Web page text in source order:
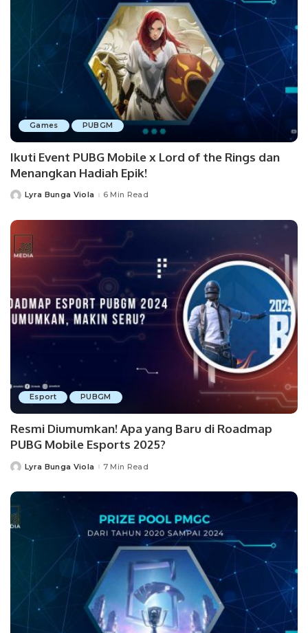
Games PUBGM
Ikuti Event PUBG Mobile x Lord of the Rings dan
Menangkan Hadiah Epik!
PostedLyra Bunga Viola 6 Min Read
Esport PUBGM
Resmi Diumumkan! Apa yang Baru di Roadmap
PUBG Mobile Esports 2025?
PostedLyra Bunga Viola 7 Min Read